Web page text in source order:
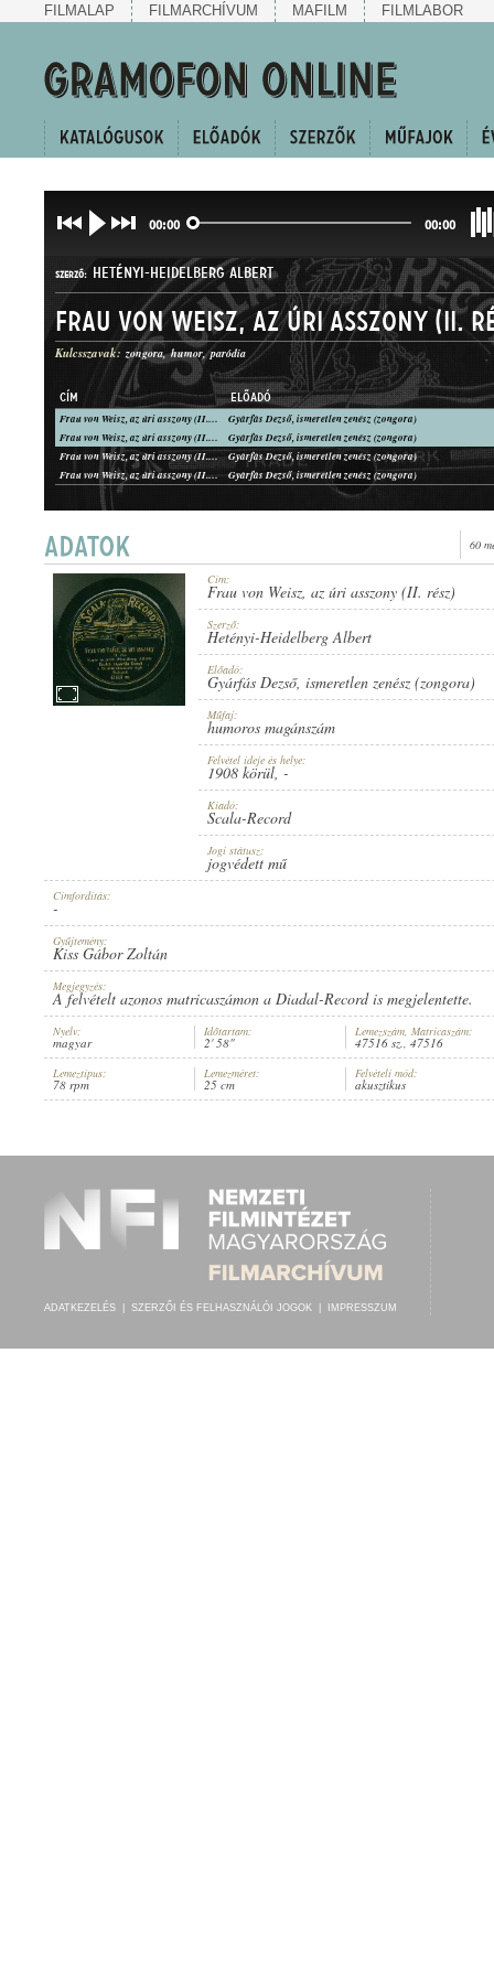
FILMALAP FILMARCHÍVUM MAFILM FILMLABOR
00:00 00:00
ELŐADÓ: GYÁRFÁS DEZSŐ,ISMERETLEN ZENÉSZ (ZONGORA)
SZERZŐ: HETÉNYI-HEIDELBERG ALBERT
MŰFAJ: HUMOROS MAGÁNSZÁM
MEGJELENÉS IDEJE: 1908 KÖRÜL
LEMEZSZÁM:
Frau von Weisz, az úri asszony (II.
Kulcsszavak: zongora humor paródia
CÍM ELŐADÓ
Frau von Weisz, az úri asszony (II. rész)
Gyárfás Dezső, ismeretlen zenész (zongora)
Frau von Weisz, az úri asszony (II. rész)
Gyárfás Dezső, ismeretlen zenész (zongora)
Frau von Weisz, az úri asszony (II. rész)
Gyárfás Dezső, ismeretlen zenész (zongora)
Frau von Weisz, az úri asszony (II. rész)
Gyárfás Dezső, ismeretlen zenész (zongora)
60
Cím:
Frau von Weisz, az úri asszony (II. rész)
Szerző:
Hetényi-Heidelberg Albert
Előadó:
Gyárfás Dezső, ismeretlen zenész (zongora)
Műfaj:
humoros magánszám
Felvétel ideje és helye:
1908 körül, -
Kiadó:
Scala-Record
Jogi státusz:
jogvédett mű
Címfordítás:
-
Gyűjtemény:
Kiss Gábor Zoltán
Megjegyzés:
A felvételt azonos matricaszámon a Diadal-Record is megjelentette.
Nyelv:
magyar
Időtartam:
2' 58"
Lemezszám, Matricaszám:
47516 sz., 47516
Lemeztípus:
78 rpm
Lemezméret:
25 cm
Felvételi mód:
akusztikus
ADATKEZELÉS SZERZŐI ÉS FELHASZNÁLÓI JOGOK IMPRESSZUM